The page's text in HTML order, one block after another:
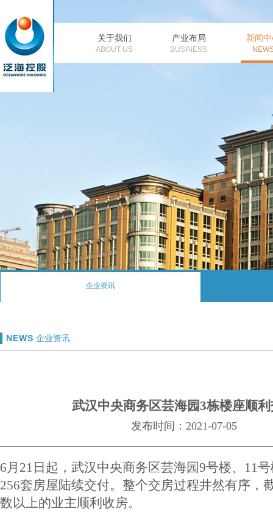
新闻
产业布局
BUSINESS
关于我们
ABOUT US
公司简介 董事长致辞 公
企业资讯
NEWS 企业资讯
武汉中央商务区芸海园3栋楼座顺
发布时间：2021-07-05
6月21日起，武汉中央商务区芸海园9号楼、11
256套房屋陆续交付。整个交房过程井然有序，
数以上的业主顺利收房。